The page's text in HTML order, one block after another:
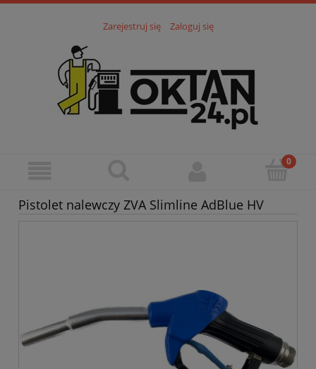
Zarejestruj się Zaloguj się
Pistolet nalewczy ZVA Slimline AdBlue HV